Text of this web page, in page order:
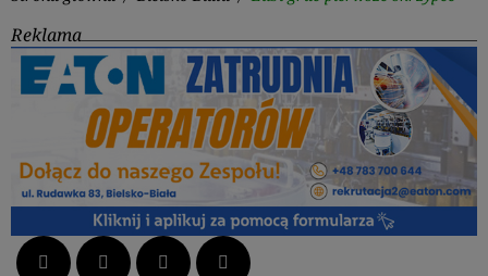
Reklama
Facebook Twitter LinkedIn Pinterest